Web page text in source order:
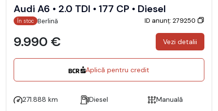
Audi A6 • 2.0 TDI • 177 CP • Diesel
În stoc Berlină ID anunț: 279250
9.990 € Vezi detalii
Aplică pentru credit
271.888 km Diesel
Manuală